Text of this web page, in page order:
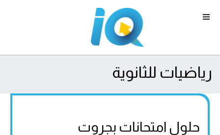
رياضيات للثانوية
حلول امتحانات بجروت